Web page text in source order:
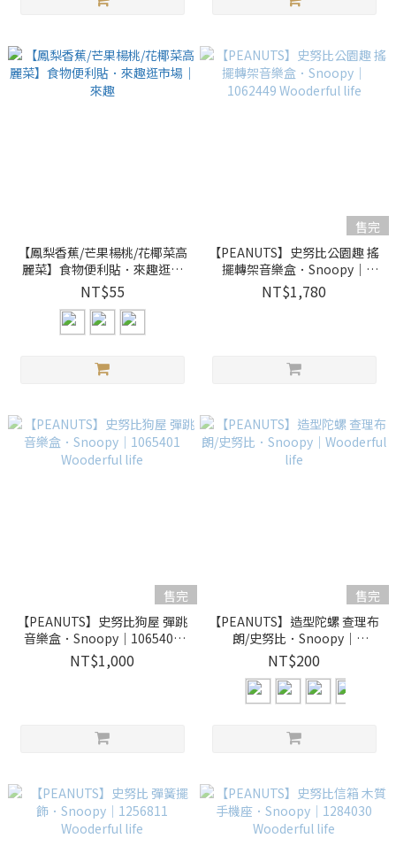
【鳳梨香蕉/芒果楊桃/花椰菜高
麗菜】食物便利貼．來趣逛市
場｜來趣
NT$55
售完
【PEANUTS】史努比公園趣 搖
擺轉架音樂盒．Snoopy｜
1062449 Wooderful life
NT$1,780
售完
【PEANUTS】史努比狗屋 彈跳
音樂盒．Snoopy｜1065401
Wooderful life
NT$1,000
售完
【PEANUTS】造型陀螺 查理布
朗/史努比．Snoopy｜
Wooderful life
NT$200